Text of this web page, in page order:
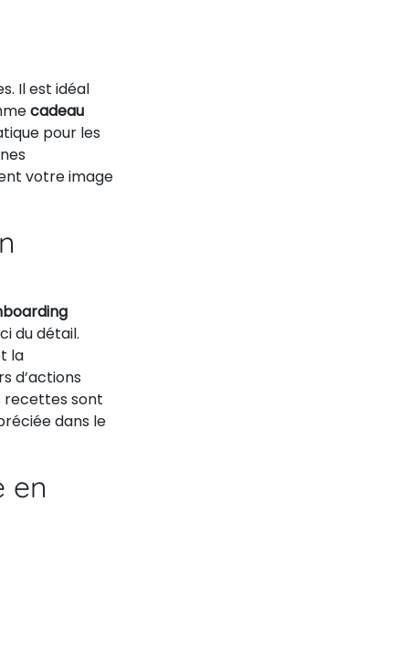
Il est idéal
cadeau
pour les
votre image
du détail.
la
d’actions
recettes sont
dans le
en